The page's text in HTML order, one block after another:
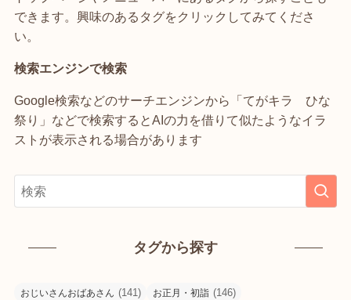
できます。興味のあるタグをクリックしてみてくださ
い。
検索エンジンで検索
Google検索などのサーチエンジンから「てがキラ ひな
祭り」などで検索するとAIの力を借りて似たようなイラ
ストが表示される場合があります
タグから探す
おじいさんおばあさん (141) お正月・初詣 (146)